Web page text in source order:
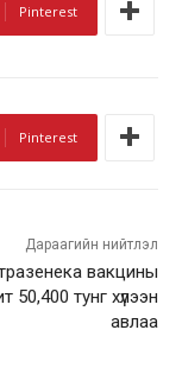
Pinterest
Pinterest
Дараагийн нийтлэл
вакцины
50,400 тунг хүлээн
авлаа